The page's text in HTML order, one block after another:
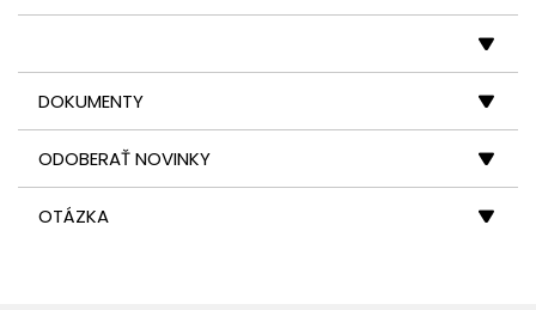
DOKUMENTY
ODOBERAŤ NOVINKY
OTÁZKA